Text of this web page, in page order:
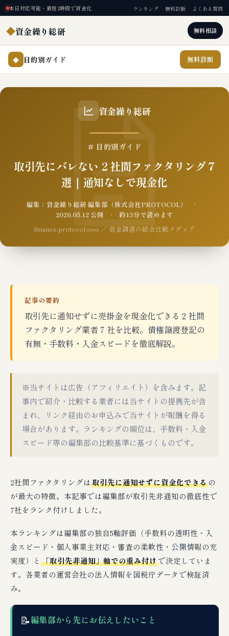
本日対応可能・最短2時間で資金化 ランキング 無料診断 よくある質問
◆資金繰り総研 無料相談
◆ 目的別ガイド 無料診断
資金繰り総研
# 目的別ガイド
取引先にバレない 2 社間ファクタリング 7
選｜通知なしで現金化
編集：資金繰り総研 編集部（株式会社PROTOCOL） ·
2026.05.12 公開 · 約13分で読めます
finance.protocol.ooo ／ 資金調達の総合比較メディア
記事の要約
取引先に通知せずに売掛金を現金化できる 2 社間
ファクタリング業者 7 社を比較。債権譲渡登記の
有無・手数料・入金スピードを徹底解説。
※当サイトは広告（アフィリエイト）を含みます。記
事内で紹介・比較する業者には当サイトの提携先が含
まれ、リンク経由のお申込みで当サイトが報酬を得る
場合があります。ランキングの順位は、手数料・入金
スピード等の編集部の比較基準に基づくものです。
2社間ファクタリングは取引先に通知せずに資金化できるの
が最大の特徴。本記事では編集部が取引先非通知の徹底性で
7社をランク付けしました。
本ランキングは編集部の独自5軸評価（手数料の透明性・入
金スピード・個人事業主対応・審査の柔軟性・公開情報の充
実度）と 「取引先非通知」軸での重み付けで決定していま
す。各業者の運営会社の法人情報を国税庁データで検証済
み。
📝編集部から先にお伝えしたいこと